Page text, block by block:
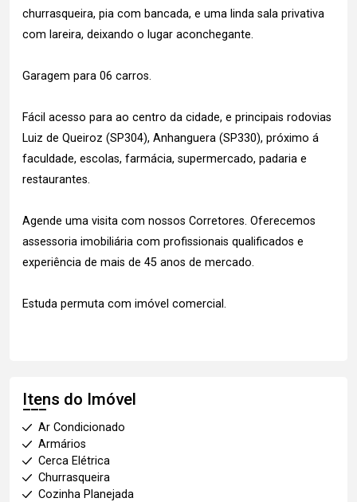
churrasqueira, pia com bancada, e uma linda sala privativa
com lareira, deixando o lugar aconchegante.
Garagem para 06 carros.
Fácil acesso para ao centro da cidade, e principais rodovias
Luiz de Queiroz (SP304), Anhanguera (SP330), próximo á
faculdade, escolas, farmácia, supermercado, padaria e
restaurantes.
Agende uma visita com nossos Corretores. Oferecemos
assessoria imobiliária com profissionais qualificados e
experiência de mais de 45 anos de mercado.
Estuda permuta com imóvel comercial.
Itens do Imóvel
Ar Condicionado
Armários
Cerca Elétrica
Churrasqueira
Cozinha Planejada